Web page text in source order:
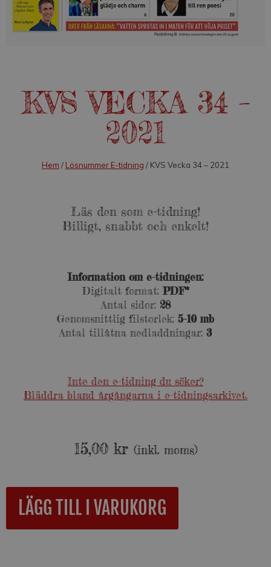
KVS VECKA 34 –
2021
Hem / Lösnummer E-tidning / KVS Vecka 34 – 2021
Läs den som e-tidning!
Billigt, snabbt och enkelt!
Information om e-tidningen:
Digitalt format: PDF*
Antal sidor: 28
Genomsnittlig filstorlek: 5-10 mb
Antal tillåtna nedladdningar: 3
Inte den e-tidning du söker?
Bläddra bland årgångarna i e-tidningsarkivet.
15,00 kr (inkl. moms)
LÄGG TILL I VARUKORG